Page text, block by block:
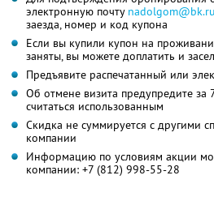
электронную почту nadolgom@bk.ru
заезда, номер и код купона
Если вы купили купон на
заняты, вы можете доплатить и
Предъявите распечатанный или
Об отмене визита предупредите за
считаться использованным
Скидка не суммируется с другими
компании
Информацию по условиям акции
компании: +7 (812) 998-55-28